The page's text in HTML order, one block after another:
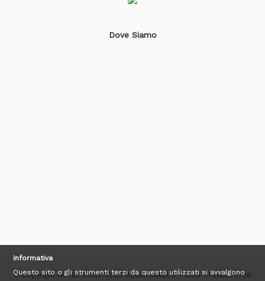
Dove Siamo
© Copyright HOTEL DONATELLO ALBEROBELLO - p.iva 07893570726
Informativa
Questo sito o gli strumenti terzi da questo utilizzati si avvalgono